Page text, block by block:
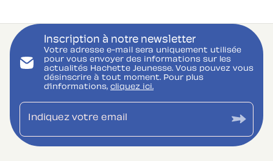
Inscription à notre newsletter
Votre adresse e-mail sera uniquement utilisée
pour vous envoyer des informations sur les
actualités Hachette Jeunesse. Vous pouvez vous
désinscrire à tout moment. Pour plus
d’informations, cliquez ici.
Indiquez votre email